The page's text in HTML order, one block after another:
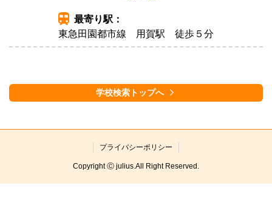
最寄り駅：
東急田園都市線 用賀駅 徒歩５分
学校検索トップへ
プライバシーポリシー
Copyright Ⓒ julius.All Right Reserved.